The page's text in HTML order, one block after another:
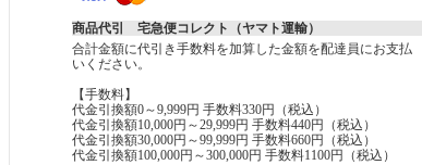
商品代引 宅急便コレクト（ヤマト運輸）
合計金額に代引き手数料を加算した金額を配達員にお支払
いください。
【手数料】
代金引換額0～9,999円 手数料330円（税込）
代金引換額10,000円～29,999円 手数料440円（税込）
代金引換額30,000円～99,999円 手数料660円（税込）
代金引換額100,000円～300,000円 手数料1100円（税込）